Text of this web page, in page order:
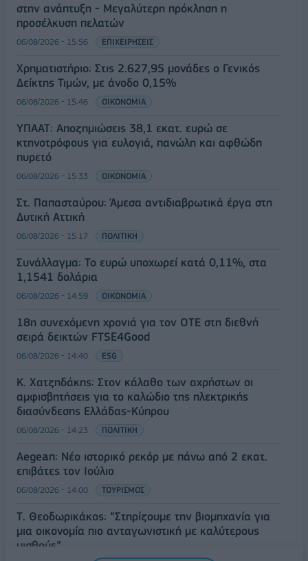
στην ανάπτυξη - Μεγαλύτερη πρόκληση η
προσέλκυση πελατών
06/08/2026 - 15:56 ΕΠΙΧΕΙΡΗΣΕΙΣ
Χρηματιστήριο: Στις 2.627,95 μονάδες ο Γενικός
Δείκτης Τιμών, με άνοδο 0,15%
06/08/2026 - 15:46 ΟΙΚΟΝΟΜΙΑ
ΥΠΑΑΤ: Αποζημιώσεις 38,1 εκατ. ευρώ σε
κτηνοτρόφους για ευλογιά, πανώλη και αφθώδη
πυρετό
06/08/2026 - 15:33 ΟΙΚΟΝΟΜΙΑ
Στ. Παπασταύρου: Άμεσα αντιδιαβρωτικά έργα στη
Δυτική Αττική
06/08/2026 - 15:17 ΠΟΛΙΤΙΚΗ
Συνάλλαγμα: Το ευρώ υποχωρεί κατά 0,11%, στα
1,1541 δολάρια
06/08/2026 - 14:59 ΟΙΚΟΝΟΜΙΑ
18η συνεχόμενη χρονιά για τον ΟΤΕ στη διεθνή
σειρά δεικτών FTSE4Good
06/08/2026 - 14:40 ESG
Κ. Χατζηδάκης: Στον κάλαθο των αχρήστων οι
αμφισβητήσεις για το καλώδιο της ηλεκτρικής
διασύνδεσης Ελλάδας-Κύπρου
06/08/2026 - 14:23 ΠΟΛΙΤΙΚΗ
Aegean: Νέο ιστορικό ρεκόρ με πάνω από 2 εκατ.
επιβάτες τον Ιούλιο
06/08/2026 - 14:00 ΤΟΥΡΙΣΜΟΣ
Τ. Θεοδωρικάκος: “Στηρίζουμε την βιομηχανία για
μια οικονομία πιο ανταγωνιστική με καλύτερους
μισθούς”